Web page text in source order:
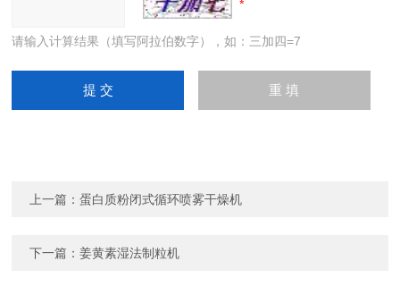
请输入计算结果（填写阿拉伯数字），如：三加四=7
上一篇：蛋白质粉闭式循环喷雾干燥机
下一篇：姜黄素湿法制粒机